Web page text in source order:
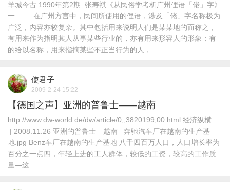
羊城今古 1990年第2期 张寿祺《从民俗学考析广州俚语「佬」字》
一 在广州方言中，民间所使用的俚语，涉及「佬」字名称极为
广泛，内容亦较复杂。其中包括用来说明人们是某某地的而称之，
有用来作为指明其人从事某些行业的，亦有用来形容人的形象；有
的给以名称，用来指摘某些不正当行为的人， ...
使君子
2009-2-24 15:22
【德国之声】亚洲的普鲁士——越南
http://www.dw-world.de/dw/article/0,,3820199,00.html 经济纵横
| 2008.11.26 亚洲的普鲁士—越南 奔驰汽车厂在越南的生产基
地.jpg Benz车厂在越南的生产基地 八千四百万人口，人口增长率为
百分之一点四，年轻上进的工人群体，较低的工资，较高的工作质
量—这 ...